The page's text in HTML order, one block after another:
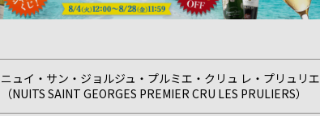
ニュイ・サン・ジョルジュ・プルミエ・クリュ レ・プリュリエ
（NUITS SAINT GEORGES PREMIER CRU LES PRULIERS）